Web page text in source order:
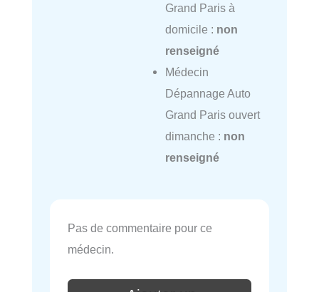
Grand Paris à
domicile : non
renseigné
Médecin
Dépannage Auto
Grand Paris ouvert
dimanche : non
renseigné
Pas de commentaire pour ce
médecin.